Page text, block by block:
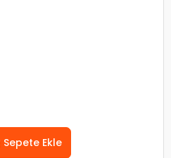
Sepete Ekle